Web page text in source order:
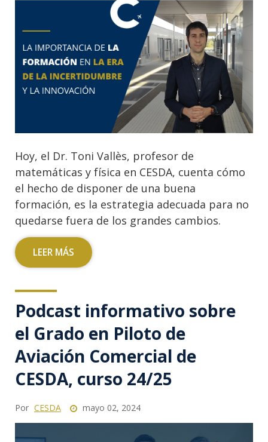
Hoy, el Dr. Toni Vallès, profesor de
matemáticas y física en CESDA, cuenta cómo
el hecho de disponer de una buena
formación, es la estrategia adecuada para no
quedarse fuera de los grandes cambios.
LEER MÁS
Podcast informativo sobre
el Grado en Piloto de
Aviación Comercial de
CESDA, curso 24/25
Por CESDA mayo 02, 2024